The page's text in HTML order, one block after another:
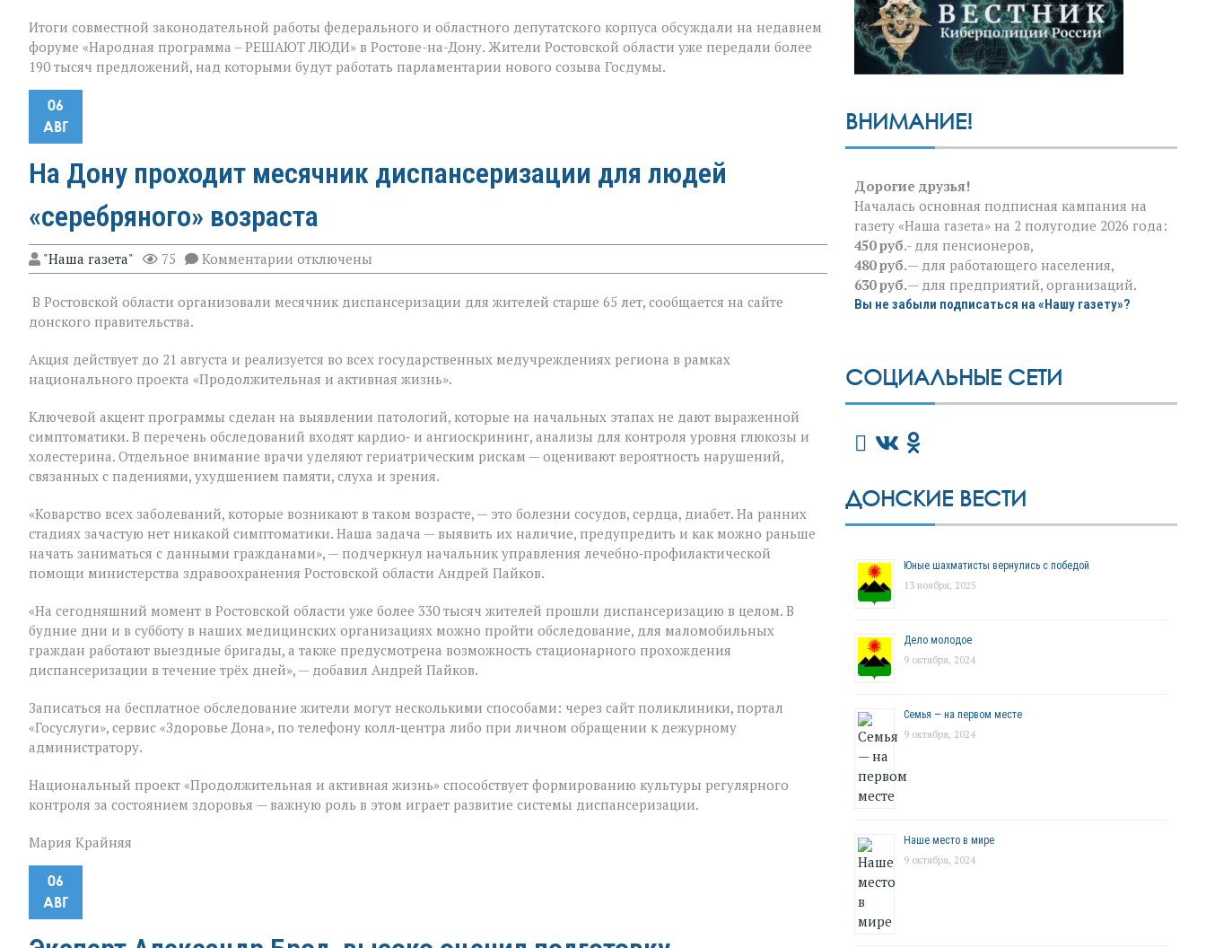
Итоги совместной законодательной работы федерального и областного депутатского корпуса обсуждали на недавнем
форуме «Народная программа – РЕШАЮТ ЛЮДИ» в Ростове-на-Дону. Жители Ростовской области уже передали более
190 тысяч предложений, над которыми будут работать парламентарии нового созыва Госдумы.
06
АВГ
На Дону проходит месячник диспансеризации для людей
«серебряного» возраста
"Наша газета" 75 Комментарии к
записи
Дону
для
людей
возраста
отключены
В Ростовской области организовали месячник диспансеризации для жителей старше 65 лет, сообщается на сайте
донского правительства.
Акция действует до 21 августа и реализуется во всех государственных медучреждениях региона в рамках
национального проекта «Продолжительная и активная жизнь».
Ключевой акцент программы сделан на выявлении патологий, которые на начальных этапах не дают выраженной
симптоматики. В перечень обследований входят кардио‑ и ангиоскрининг, анализы для контроля уровня глюкозы и
холестерина. Отдельное внимание врачи уделяют гериатрическим рискам — оценивают вероятность нарушений,
связанных с падениями, ухудшением памяти, слуха и зрения.
«Коварство всех заболеваний, которые возникают в таком возрасте, — это болезни сосудов, сердца, диабет. На ранних
стадиях зачастую нет никакой симптоматики. Наша задача — выявить их наличие, предупредить и как можно раньше
начать заниматься с данными гражданами», — подчеркнул начальник управления лечебно‑профилактической
помощи министерства здравоохранения Ростовской области Андрей Пайков.
«На сегодняшний момент в Ростовской области уже более 330 тысяч жителей прошли диспансеризацию в целом. В
будние дни и в субботу в наших медицинских организациях можно пройти обследование, для маломобильных
граждан работают выездные бригады, а также предусмотрена возможность стационарного прохождения
диспансеризации в течение трёх дней», — добавил Андрей Пайков.
Записаться на бесплатное обследование жители могут несколькими способами: через сайт поликлиники, портал
«Госуслуги», сервис «Здоровье Дона», по телефону колл‑центра либо при личном обращении к дежурному
администратору.
Национальный проект «Продолжительная и активная жизнь» способствует формированию культуры регулярного
контроля за состоянием здоровья — важную роль в этом играет развитие системы диспансеризации.
Мария Крайняя
06
АВГ
ВНИМАНИЕ!
Дорогие друзья!
Началась основная подписная кампания на
газету «Наша газета» на 2 полугодие 2026 года:
450 руб.- для пенсионеров,
480 руб.— для работающего населения,
630 руб.— для предприятий, организаций.
Вы не забыли подписаться на «Нашу газету»?
СОЦИАЛЬНЫЕ СЕТИ
ДОНСКИЕ ВЕСТИ
Юные шахматисты вернулись с победой
13 ноября, 2025
Дело молодое
9 октября, 2024
Семья — на первом месте
9 октября, 2024
Наше место в мире
9 октября, 2024